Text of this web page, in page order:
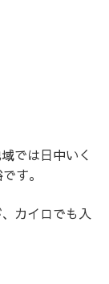
では日中いく
す。
カイロでも入